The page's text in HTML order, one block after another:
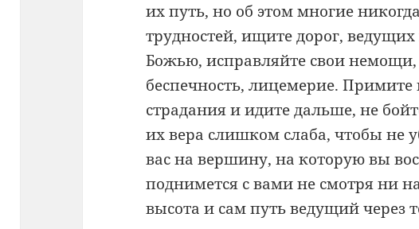
их путь, но об этом многие
трудностей, ищите дорог,
Божью, исправляйте свои
беспечность, лицемерие. Примите
страдания и идите дальше, не
их вера слишком слаба, чтобы не
вас на вершину, на которую вы
поднимется с вами не смотря ни
высота и сам путь ведущий через